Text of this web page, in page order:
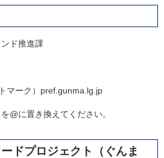
ド推進課
マーク）pref.gunma.lg.jp
に置き換えてください。
ドプロジェクト（ぐんま